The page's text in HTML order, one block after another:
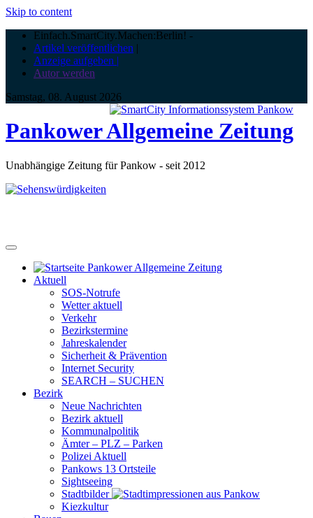
Skip to content
Einfach.SmartCity.Machen:Berlin! -
Artikel veröffentlichen |
Anzeige aufgeben |
Autor werden
Samstag, 08. August 2026
Pankower Allgemeine Zeitung
Unabhängige Zeitung für Pankow - seit 2012
Aktuell
SOS-Notrufe
Wetter aktuell
Verkehr
Bezirkstermine
Jahreskalender
Sicherheit & Prävention
Internet Security
SEARCH – SUCHEN
Bezirk
Neue Nachrichten
Bezirk aktuell
Kommunalpolitik
Ämter – PLZ – Parken
Polizei Aktuell
Pankows 13 Ortsteile
Sightseeing
Stadtbilder
Kiezkultur